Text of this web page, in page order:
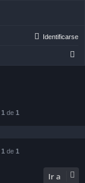
Identificarse
1 de 1
1 de 1
Ir a